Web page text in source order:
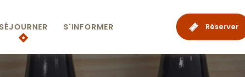
Réserver
SÉJOURNER S'INFORMER